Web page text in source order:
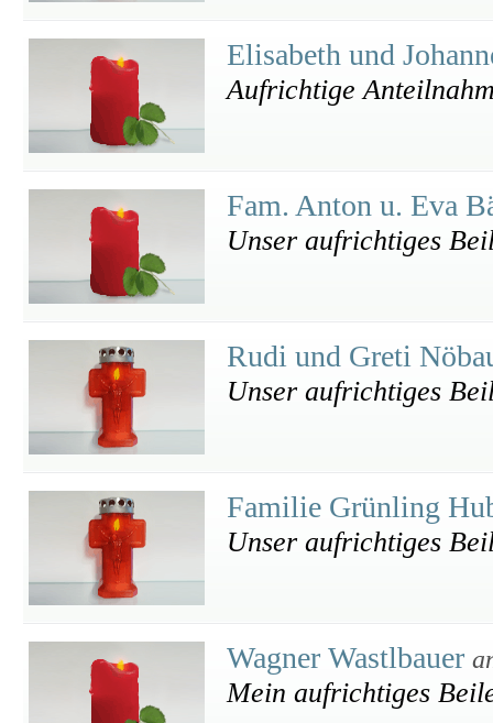
Elisabeth und
Aufrichtige
Fam. Anton u. Eva
Unser aufrichtiges
Rudi und Greti
Unser aufrichtiges
Familie Grünling
Unser aufrichtiges
Wagner Wastlbauer
Mein aufrichtiges